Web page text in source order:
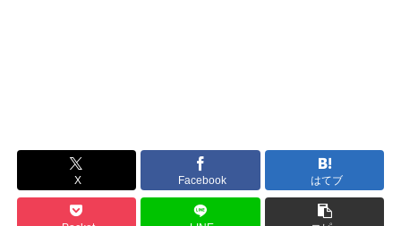
X Facebook はてブ